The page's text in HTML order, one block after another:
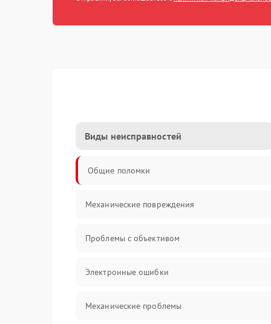
Виды неисправностей
Общие поломки
Механические повреждения
Проблемы с объективом
Электронные ошибки
Механические проблемы